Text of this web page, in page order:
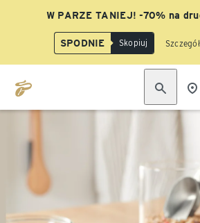
W PARZE TANIEJ! -70% na
SPODNIE Skopiuj